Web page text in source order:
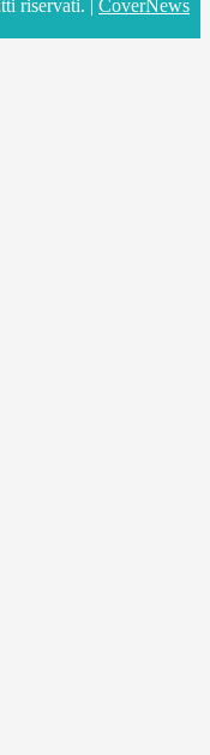
riservati.
CoverNews